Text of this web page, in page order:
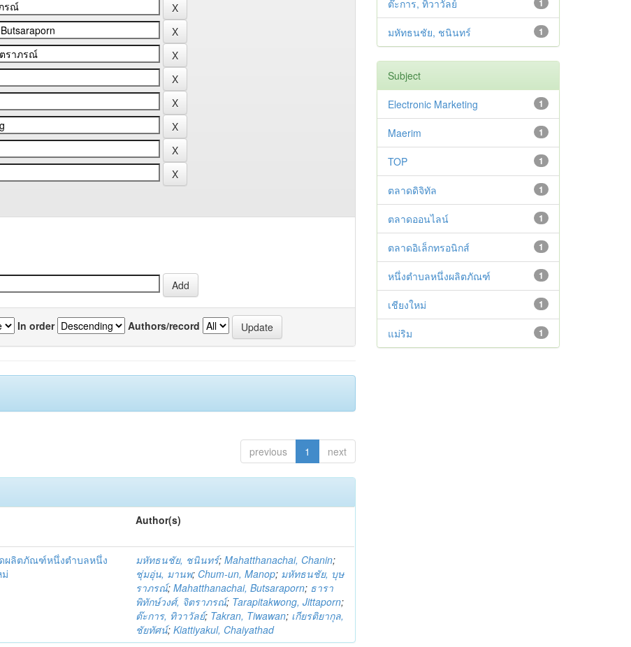
In order Authors/record
previous 1 next
Author(s)
ดผลิตภัณฑ์หนึ่งตำบลหนึ่ง
มหัทธนชัย, ชนินทร์;Mahatthanachai, Chanin;
ชุ่มอุ่น, มานพ; Chum-un, Manop; มหัทธนชัย, บุษ
ราภรณ์;Mahatthanachai, Butsaraporn; ธารา
พิทักษ์วงศ์, จิตราภรณ์; Tarapitakwong, Jittaporn;
ต๊ะการ, ทิวาวัลย์; Takran, Tiwawan; เกียรติยากุล,
ชัยทัศน์;Kiattiyakul, Chaiyathad
1
ต๊ะการ, ทิวาวัลย์
1
มหัทธนชัย, ชนินทร์
Subject
1
Electronic Marketing
1
Maerim
1
TOP
1
ตลาดดิจิทัล
1
ตลาดออนไลน์
1
ตลาดอิเล็กทรอนิกส์
1
หนึ่งตำบลหนึ่งผลิตภัณฑ์
1
เชียงใหม่
1
แม่ริม